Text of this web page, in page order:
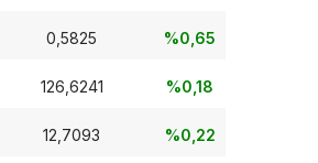
0,5825 %0,65
126,6241 %0,18
12,7093 %0,22